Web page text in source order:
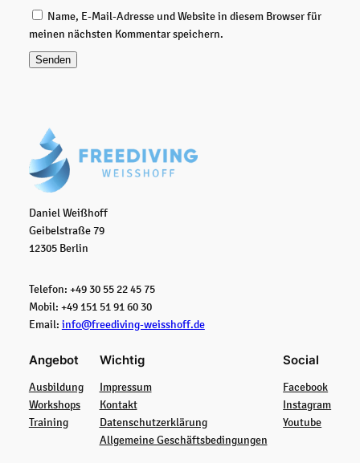
Name, E-Mail-Adresse und Website in diesem Browser für
meinen nächsten Kommentar speichern.
Daniel Weißhoff
Geibelstraße 79
12305 Berlin
Telefon: +49 30 55 22 45 75
Mobil: +49 151 51 91 60 30
Email: info@freediving-weisshoff.de
Angebot
Ausbildung
Workshops
Training
Wichtig
Impressum
Kontakt
Datenschutzerklärung
Allgemeine Geschäftsbedingungen
Social
Facebook
Instagram
Youtube